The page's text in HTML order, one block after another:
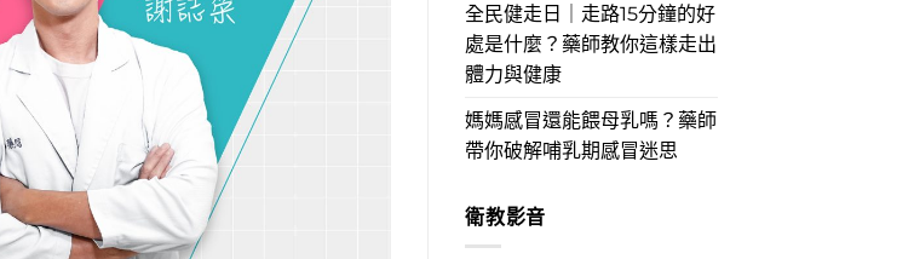
全民健走日｜走路15分鐘的好
處是什麼？藥師教你這樣走出
體力與健康
媽媽感冒還能餵母乳嗎？藥師
帶你破解哺乳期感冒迷思
衛教影音